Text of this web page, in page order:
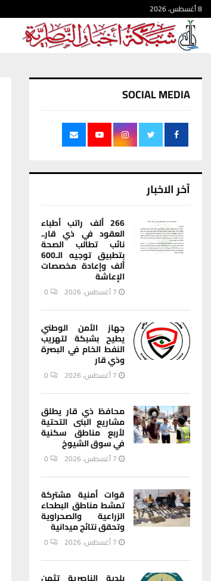
8 أغسطس، 2026
SOCIAL MEDIA
آخر الاخبار
266 ألف راتب أطباء
العقود في ذي قار..
نائب تطالب الصحة
بتطبيق توجيه الـ600
ألف وإعادة مخصصات
الإعاشة
7 أغسطس، 2026 0
جهاز الأمن الوطني
يطيح بشبكة لتهريب
النفط الخام في البصرة
وذي قار
7 أغسطس، 2026 0
محافظ ذي قار يطلق
مشاريع البنى التحتية
لأربع مناطق سكنية
في سوق الشيوخ
7 أغسطس، 2026 0
قوات أمنية مشتركة
تمشط مناطق البطحاء
الزراعية والصحراوية
وتحقق نتائج ميدانية
7 أغسطس، 2026 0